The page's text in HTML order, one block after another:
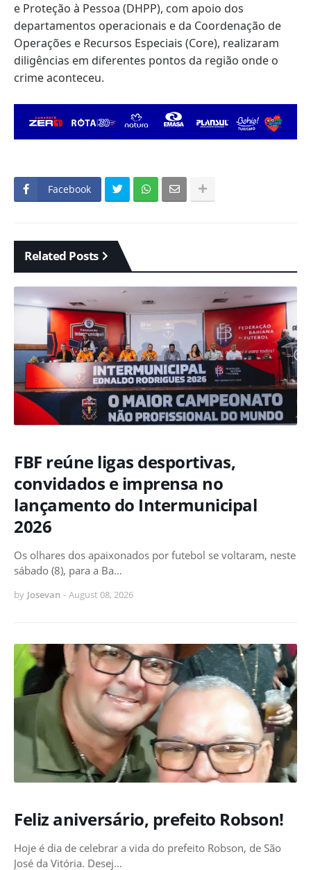
e Proteção à Pessoa (DHPP), com apoio dos
departamentos operacionais e da Coordenação de
Operações e Recursos Especiais (Core), realizaram
diligências em diferentes pontos da região onde o
crime aconteceu.
Facebook
Related Posts
FBF reúne ligas desportivas,
convidados e imprensa no
lançamento do Intermunicipal
2026
Os olhares dos apaixonados por futebol se voltaram, neste
sábado (8), para a Ba…
by Josevan - August 08, 2026
Feliz aniversário, prefeito Robson!
Hoje é dia de celebrar a vida do prefeito Robson, de São
José da Vitória. Desej…